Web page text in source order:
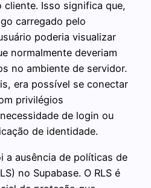
cliente. Isso significa que,
carregado pelo
poderia visualizar
normalmente deveriam
no ambiente de servidor.
era possível se conectar
privilégios
de login ou
de identidade.
a ausência de políticas de
no Supabase. O RLS é